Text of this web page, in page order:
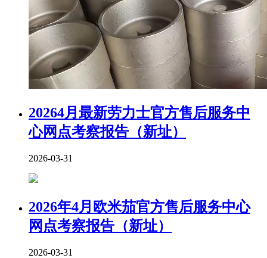
20264月最新劳力士官方售后服务中
心网点考察报告（新址）
2026-03-31
2026年4月欧米茄官方售后服务中心
网点考察报告（新址）
2026-03-31